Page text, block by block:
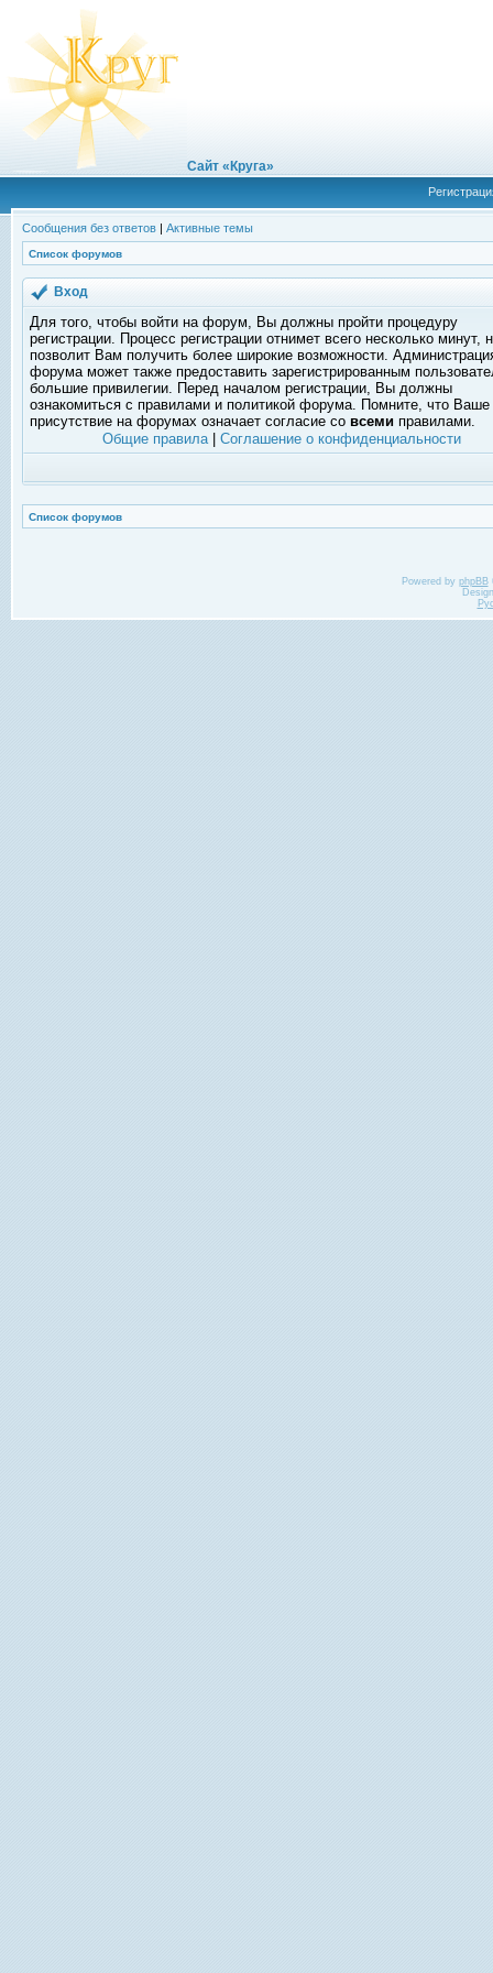
Сайт «Круга»
Сообщения без ответов | Активные темы
Список форумов
Вход
Для того, чтобы войти на форум, Вы должны пройти процедуру
регистрации. Процесс регистрации отнимет всего несколько минут,
позволит Вам получить более широкие возможности.
форума может также предоставить зарегистрированным
большие привилегии. Перед началом регистрации, Вы должны
ознакомиться с правилами и политикой форума. Помните, что Ваше
присутствие на форумах означает согласие со всеми правилами.
Общие правила| Соглашение о конфиденциальности
Список форумов
Powered by phpBB